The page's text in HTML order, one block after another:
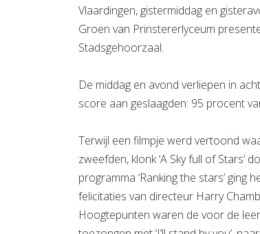
Vlaardingen, gistermiddag en
Groen van Prinstererlyceum
Stadsgehoorzaal.
De middag en avond verliepen in
score aan geslaagden: 95 procent
Terwijl een filmpje werd vertoond
zweefden, klonk ‘A Sky full of
programma ‘Ranking the stars’ ging
felicitaties van directeur Harry
Hoogtepunten waren de voor de